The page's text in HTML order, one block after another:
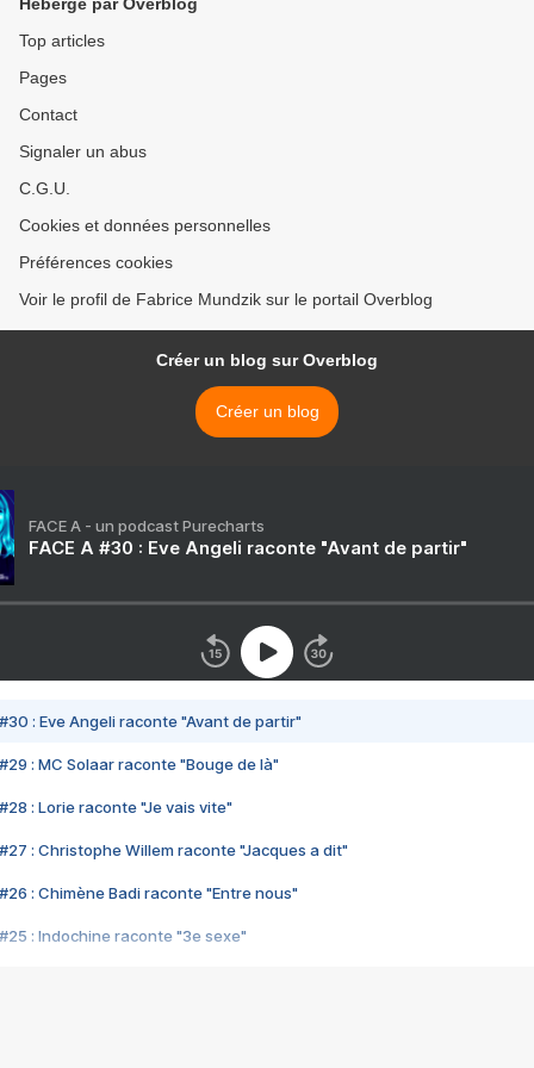
Top articles
Pages
Contact
Signaler un abus
C.G.U.
Cookies et données personnelles
Préférences cookies
Voir le profil de Fabrice Mundzik sur le portail Overblog
Créer un blog sur Overblog
Créer un blog
FACE A - un podcast Purecharts
FACE A #30 : Eve Angeli raconte "Avant de partir"
#30 : Eve Angeli raconte "Avant de partir"
#29 : MC Solaar raconte "Bouge de là"
#28 : Lorie raconte "Je vais vite"
#27 : Christophe Willem raconte "Jacques a dit"
#26 : Chimène Badi raconte "Entre nous"
#25 : Indochine raconte "3e sexe"